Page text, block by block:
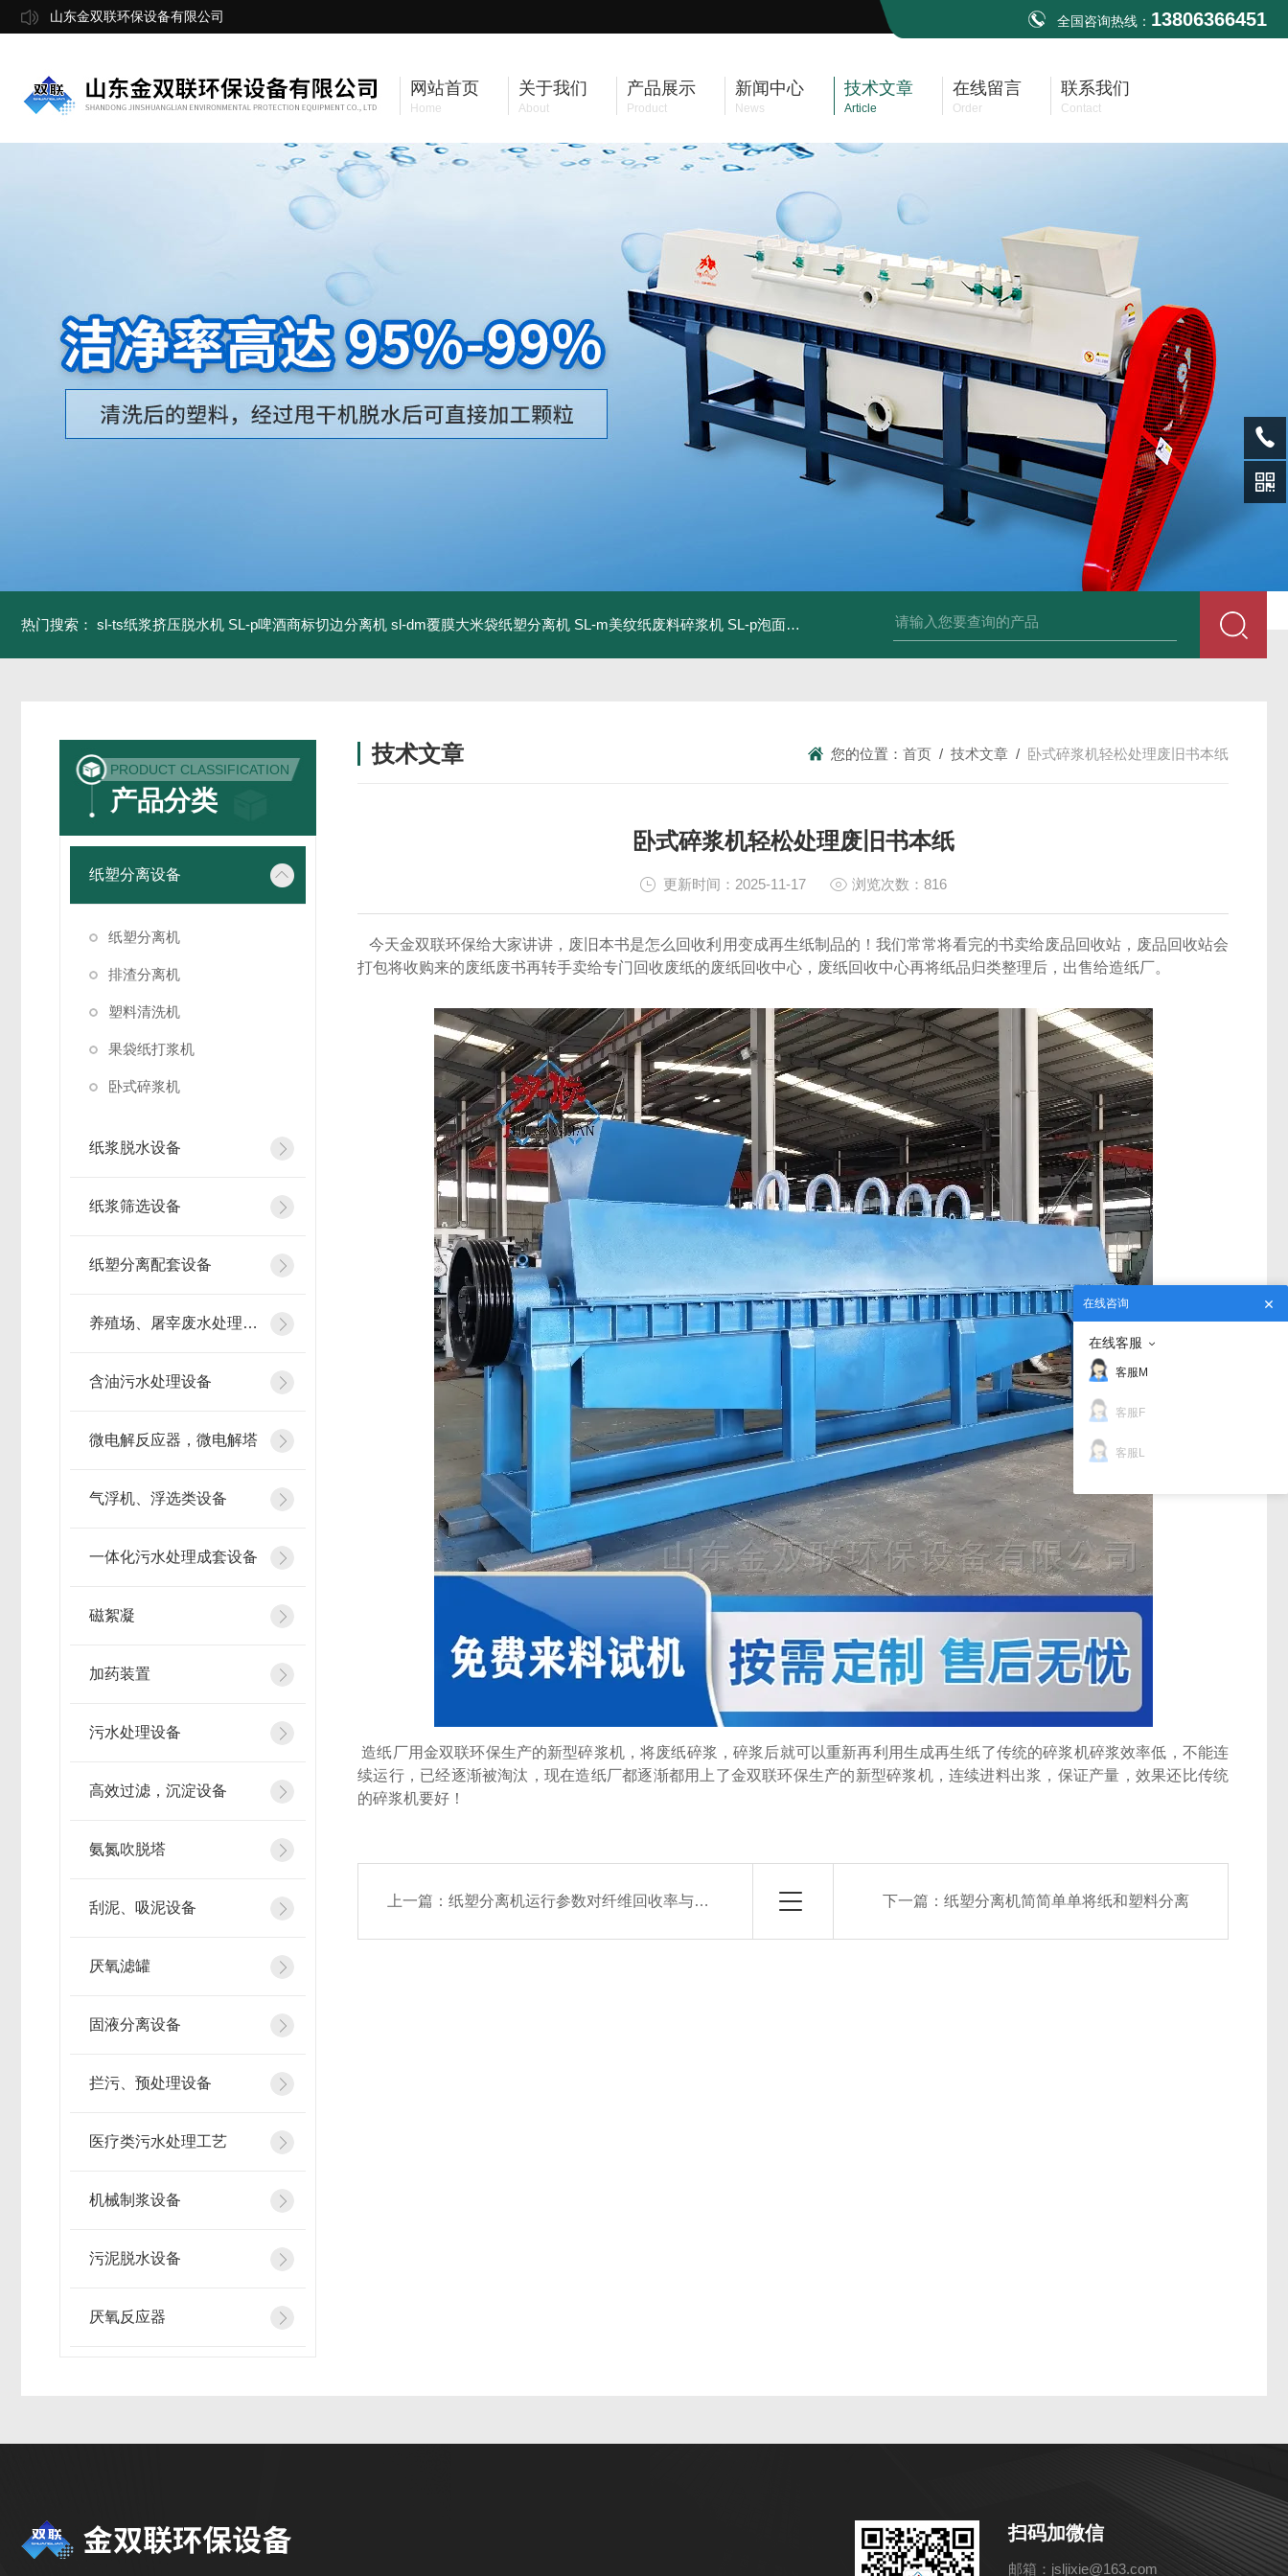
山东金双联环保设备有限公司 全国咨询热线： 13806366451
网站首页
Home
关于我们
About
产品展示
Product
新闻中心
News
技术文章
Article
在线留言
Order
联系我们
Contact
热门搜索： sl-ts纸浆挤压脱水机 SL-p啤酒商标切边分离机 sl-dm覆膜大米袋纸塑分离机 SL-m美纹纸废料碎浆机 SL-p泡面盖纸塑分离机 sl-d镀铝膜分离清洗机 SL-wl转鼓式纸浆浓缩机 SL-l离型纸碎浆机
PRODUCT CLASSIFICATION
产品分类
纸塑分离设备
纸塑分离机
排渣分离机
塑料清洗机
果袋纸打浆机
卧式碎浆机
纸浆脱水设备
纸浆筛选设备
纸塑分离配套设备
养殖场、屠宰废水处理设备
含油污水处理设备
微电解反应器，微电解塔
气浮机、浮选类设备
一体化污水处理成套设备
磁絮凝
加药装置
污水处理设备
高效过滤，沉淀设备
氨氮吹脱塔
刮泥、吸泥设备
厌氧滤罐
固液分离设备
拦污、预处理设备
医疗类污水处理工艺
机械制浆设备
污泥脱水设备
厌氧反应器
技术文章 您的位置： 首页 / 技术文章 / 卧式碎浆机轻松处理废旧书本纸
卧式碎浆机轻松处理废旧书本纸
更新时间：2025-11-17 浏览次数：816
今天金双联环保给大家讲讲，废旧本书是怎么回收利用变成再生纸制品的！我们常常将看完的书卖给废品回收站，废品回收站会
打包将收购来的废纸废书再转手卖给专门回收废纸的废纸回收中心，废纸回收中心再将纸品归类整理后，出售给造纸厂。
造纸厂用金双联环保生产的新型碎浆机，将废纸碎浆，碎浆后就可以重新再利用生成再生纸了传统的碎浆机碎浆效率低，不能连
续运行，已经逐渐被淘汰，现在造纸厂都逐渐都用上了金双联环保生产的新型碎浆机，连续进料出浆，保证产量，效果还比传统
的碎浆机要好！
上一篇：纸塑分离机运行参数对纤维回收率与塑料纯度的影响 下一篇： 纸塑分离机简简单单将纸和塑料分离
扫码加微信
邮箱：jsljixie@163.com
在线咨询
在线客服
客服M
客服F
客服L